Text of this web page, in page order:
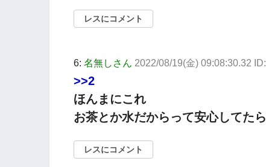
レスにコメント
6: 名無しさん 2022/08/19(金) 09:08:30.32
>>2
ほんまにこれ
お茶とか水だからって安心してた
レスにコメント